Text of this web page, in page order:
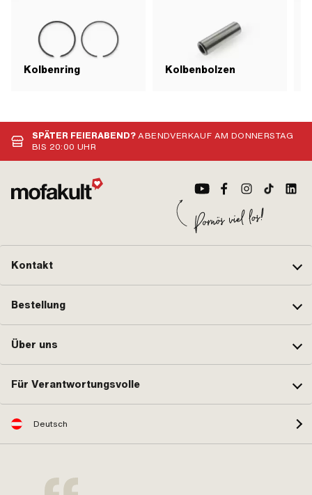
Kolbenring Kolbenbolzen
SPÄTER FEIERABEND?ABENDVERKAUF AM DONNERSTAG
BIS 20:00 UHR
Kontakt
Bestellung
Über uns
Für Verantwortungsvolle
Deutsch